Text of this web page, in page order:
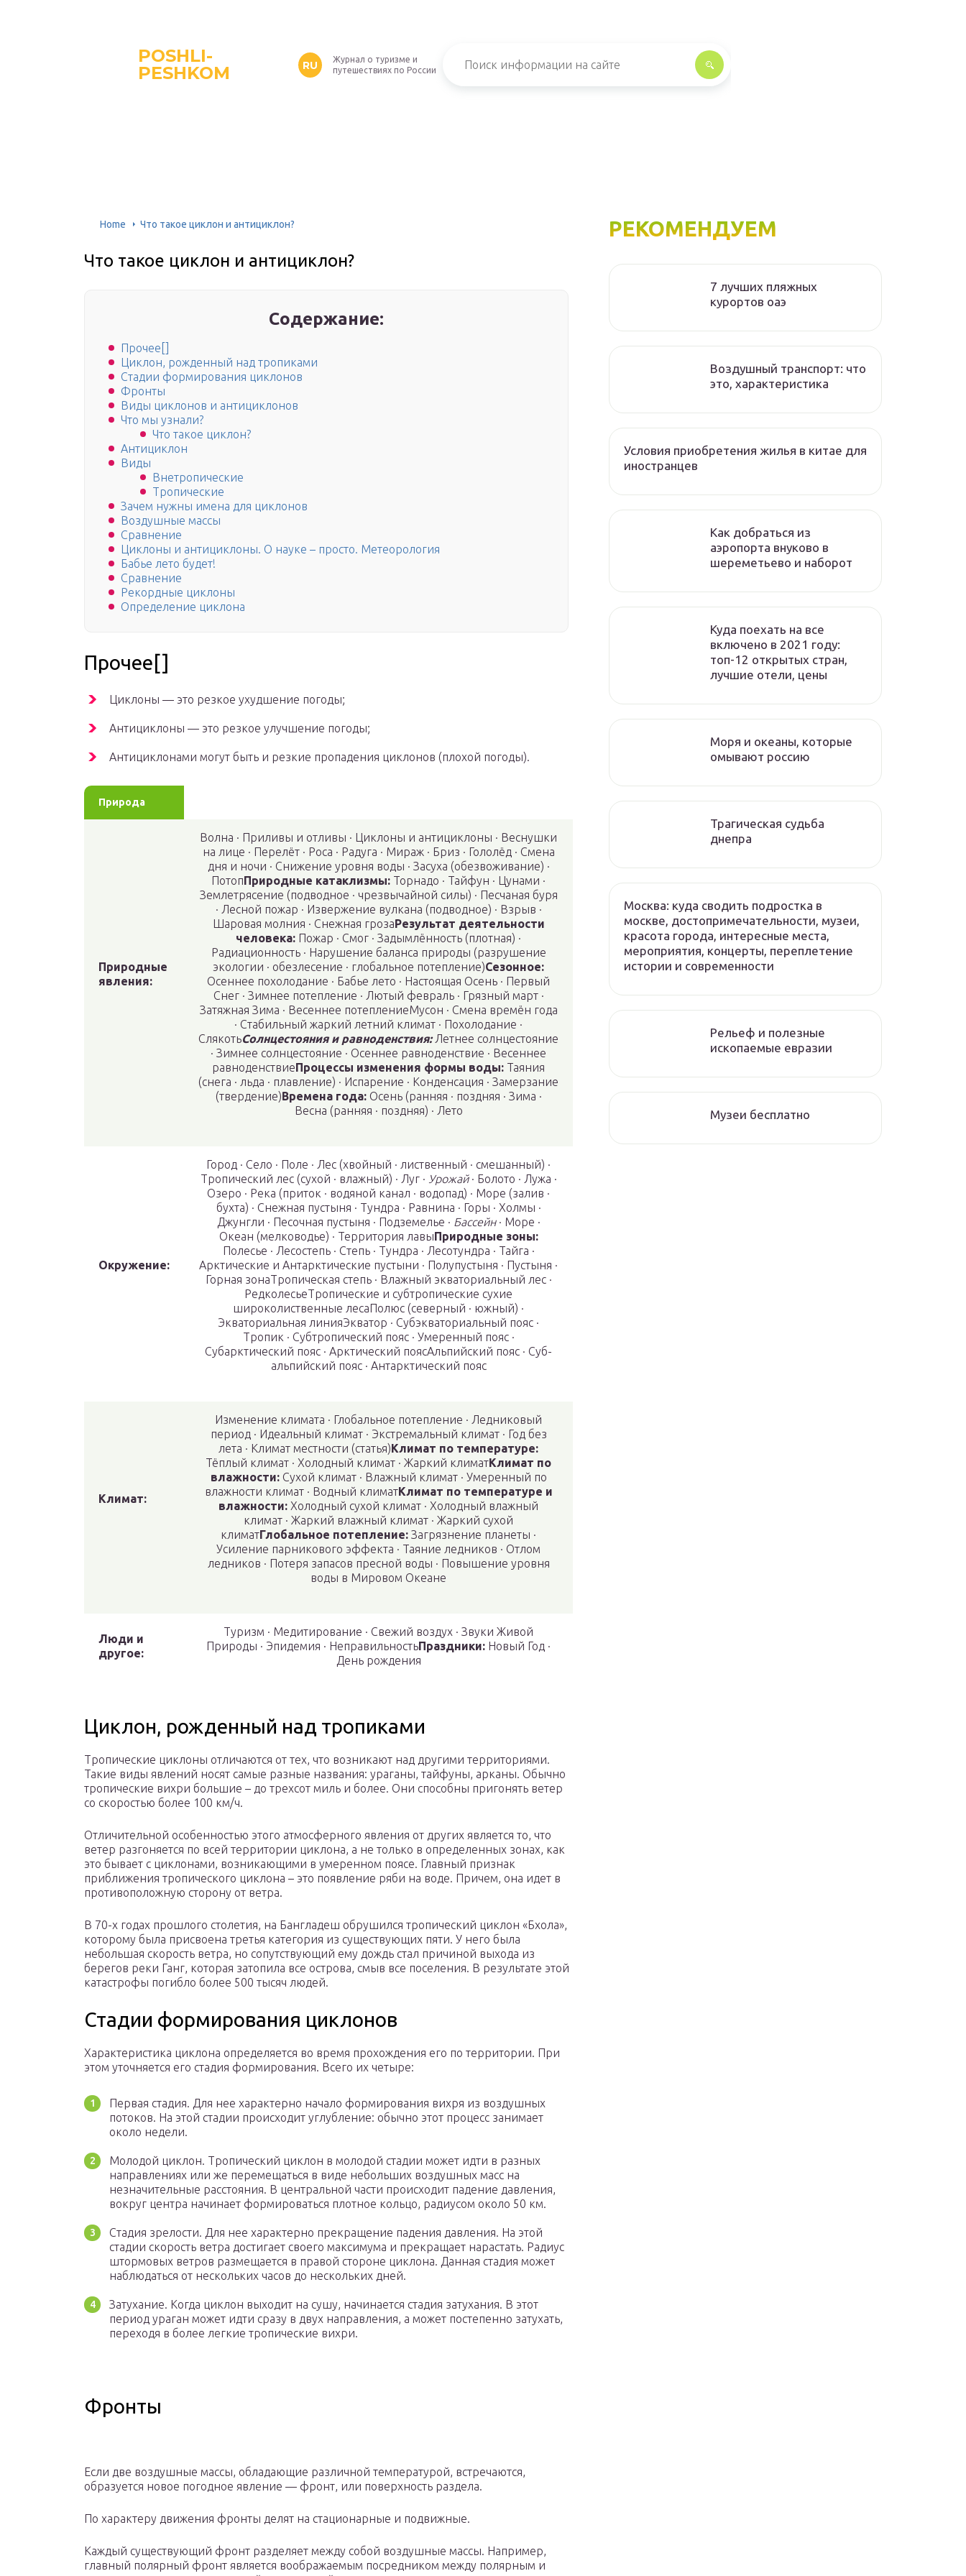
POSHLI-
PESHKOM
RU
Журнал о туризме и
путешествиях по России
Home Что такое циклон и антициклон?
Что такое циклон и антициклон?
Содержание:
Прочее[]
Циклон, рожденный над тропиками
Стадии формирования циклонов
Фронты
Виды циклонов и антициклонов
Что мы узнали?
Что такое циклон?
Антициклон
Виды
Внетропические
Тропические
Зачем нужны имена для циклонов
Воздушные массы
Сравнение
Циклоны и антициклоны. О науке – просто. Метеорология
Бабье лето будет!
Сравнение
Рекордные циклоны
Определение циклона
Прочее[]
Циклоны — это резкое ухудшение погоды;
Антициклоны — это резкое улучшение погоды;
Антициклонами могут быть и резкие пропадения циклонов (плохой погоды).
Природа
Природные
явления:
Волна · Приливы и отливы · Циклоны и антициклоны · Веснушки
на лице · Перелёт · Роса · Радуга · Мираж · Бриз · Гололёд · Смена
дня и ночи · Снижение уровня воды · Засуха (обезвоживание) ·
ПотопПриродные катаклизмы: Торнадо · Тайфун · Цунами ·
Землетрясение (подводное · чрезвычайной силы) · Песчаная буря
· Лесной пожар · Извержение вулкана (подводное) · Взрыв ·
Шаровая молния · Снежная грозаРезультат деятельности
человека: Пожар · Смог · Задымлённость (плотная) ·
Радиационность · Нарушение баланса природы (разрушение
экологии · обезлесение · глобальное потепление)Сезонное:
Осеннее похолодание · Бабье лето · Настоящая Осень · Первый
Снег · Зимнее потепление · Лютый февраль · Грязный март ·
Затяжная Зима · Весеннее потеплениеМусон · Смена времён года
· Стабильный жаркий летний климат · Похолодание ·
СлякотьСолнцестояния и равноденствия:Летнее солнцестояние
· Зимнее солнцестояние · Осеннее равноденствие · Весеннее
равноденствиеПроцессы изменения формы воды: Таяния
(снега · льда · плавление) · Испарение · Конденсация · Замерзание
(твердение)Времена года:Осень (ранняя · поздняя · Зима ·
Весна (ранняя · поздняя) · Лето
Окружение:
Город · Село · Поле · Лес (хвойный · лиственный · смешанный) ·
Тропический лес (сухой · влажный) · Луг · Урожай· Болото · Лужа ·
Озеро · Река (приток · водяной канал · водопад) · Море (залив ·
бухта) · Снежная пустыня · Тундра · Равнина · Горы · Холмы ·
Джунгли · Песочная пустыня · Подземелье · Бассейн· Море ·
Океан (мелководье) · Территория лавыПриродные зоны:
Полесье · Лесостепь · Степь · Тундра · Лесотундра · Тайга ·
Арктические и Антарктические пустыни · Полупустыня · Пустыня ·
Горная зонаТропическая степь · Влажный экваториальный лес ·
РедколесьеТропические и субтропические сухие
широколиственные лесаПолюс (северный · южный) ·
Экваториальная линияЭкватор · Субэкваториальный пояс ·
Тропик · Субтропический пояс · Умеренный пояс ·
Субарктический пояс · Арктический поясАльпийский пояс · Суб-
альпийский пояс · Антарктический пояс
Климат:
Изменение климата · Глобальное потепление · Ледниковый
период · Идеальный климат · Экстремальный климат · Год без
лета · Климат местности (статья)Климат по температуре:
Тёплый климат · Холодный климат · Жаркий климатКлимат по
влажности:Сухой климат · Влажный климат · Умеренный по
влажности климат · Водный климатКлимат по температуре и
влажности: Холодный сухой климат · Холодный влажный
климат · Жаркий влажный климат · Жаркий сухой
климатГлобальное потепление: Загрязнение планеты ·
Усиление парникового эффекта · Таяние ледников · Отлом
ледников · Потеря запасов пресной воды · Повышение уровня
воды в Мировом Океане
Люди и
другое:
Туризм · Медитирование · Свежий воздух · Звуки Живой
Природы · Эпидемия · НеправильностьПраздники: Новый Год ·
День рождения
Циклон, рожденный над тропиками
Тропические циклоны отличаются от тех, что возникают над другими территориями.
Такие виды явлений носят самые разные названия: ураганы, тайфуны, арканы. Обычно
тропические вихри большие – до трехсот миль и более. Они способны пригонять ветер
со скоростью более 100 км/ч.
Отличительной особенностью этого атмосферного явления от других является то, что
ветер разгоняется по всей территории циклона, а не только в определенных зонах, как
это бывает с циклонами, возникающими в умеренном поясе. Главный признак
приближения тропического циклона – это появление ряби на воде. Причем, она идет в
противоположную сторону от ветра.
В 70-х годах прошлого столетия, на Бангладеш обрушился тропический циклон «Бхола»,
которому была присвоена третья категория из существующих пяти. У него была
небольшая скорость ветра, но сопутствующий ему дождь стал причиной выхода из
берегов реки Ганг, которая затопила все острова, смыв все поселения. В результате этой
катастрофы погибло более 500 тысяч людей.
Стадии формирования циклонов
Характеристика циклона определяется во время прохождения его по территории. При
этом уточняется его стадия формирования. Всего их четыре:
Первая стадия. Для нее характерно начало формирования вихря из воздушных
потоков. На этой стадии происходит углубление: обычно этот процесс занимает
около недели.
Молодой циклон. Тропический циклон в молодой стадии может идти в разных
направлениях или же перемещаться в виде небольших воздушных масс на
незначительные расстояния. В центральной части происходит падение давления,
вокруг центра начинает формироваться плотное кольцо, радиусом около 50 км.
Стадия зрелости. Для нее характерно прекращение падения давления. На этой
стадии скорость ветра достигает своего максимума и прекращает нарастать. Радиус
штормовых ветров размещается в правой стороне циклона. Данная стадия может
наблюдаться от нескольких часов до нескольких дней.
Затухание. Когда циклон выходит на сушу, начинается стадия затухания. В этот
период ураган может идти сразу в двух направления, а может постепенно затухать,
переходя в более легкие тропические вихри.
Фронты
Если две воздушные массы, обладающие различной температурой, встречаются,
образуется новое погодное явление — фронт, или поверхность раздела.
По характеру движения фронты делят на стационарные и подвижные.
Каждый существующий фронт разделяет между собой воздушные массы. Например,
главный полярный фронт является воображаемым посредником между полярным и
РЕКОМЕНДУЕМ
7 лучших пляжных
курортов оаэ
Воздушный транспорт: что
это, характеристика
Условия приобретения жилья в китае для
иностранцев
Как добраться из
аэропорта внуково в
шереметьево и наборот
Куда поехать на все
включено в 2021 году:
топ-12 открытых стран,
лучшие отели, цены
Моря и океаны, которые
омывают россию
Трагическая судьба
днепра
Москва: куда сводить подростка в
москве, достопримечательности, музеи,
красота города, интересные места,
мероприятия, концерты, переплетение
истории и современности
Рельеф и полезные
ископаемые евразии
Музеи бесплатно